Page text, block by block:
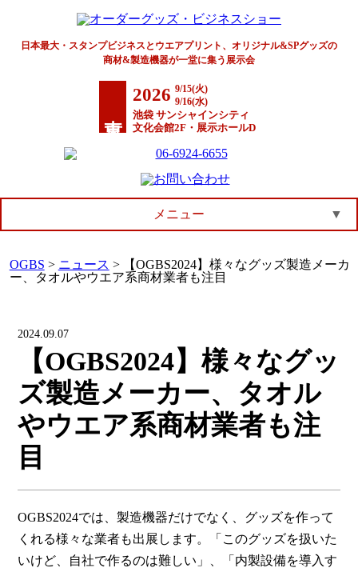
日本最大・スタンプビジネスとウエアプリント、オリジナル&SPグッズの
商材&製造機器が一堂に集う展示会
2026 9/15(火)
9/16(水)
池袋 サンシャインシティ
文化会館2F・展示ホールD
メニュー ▼
OGBS > ニュース >
【OGBS2024】様々なグッズ製造メーカ
ー、タオルやウエア系商材業者も注目
2024.09.07
【OGBS2024】様々なグッ
ズ製造メーカー、タオル
やウエア系商材業者も注
目
OGBS2024では、製造機器だけでなく、グッズを作って
くれる様々な業者も出展します。「このグッズを扱いた
いけど、自社で作るのは難しい」、「内製設備を導入す